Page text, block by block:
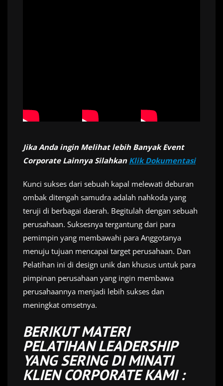
Jika Anda ingin Melihat lebih Banyak Event
Corporate Lainnya Silahkan Klik Dokumentasi
Kunci sukses dari sebuah kapal melewati deburan
ombak ditengah samudra adalah nahkoda yang
teruji di berbagai daerah. Begitulah dengan sebuah
perusahaan. Suksesnya tergantung dari para
pemimpin yang membawahi para Anggotanya
menuju tujuan mencapai target perusahaan. Dan
Pelatihan ini di design unik dan khusus untuk para
pimpinan perusahaan yang ingin membawa
perusahaannya menjadi lebih sukses dan
meningkat omsetnya.
BERIKUT MATERI
PELATIHAN LEADERSHIP
YANG SERING DI MINATI
KLIEN CORPORATE KAMI :